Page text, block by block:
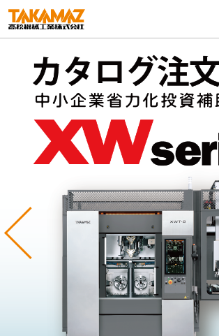
各種お問い合わせ・部品注文
採用に関してはこちらから
企業情報
展示会・イベント
コラム
製品ラインナップ
Previous